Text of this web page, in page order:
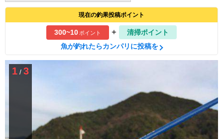
現在の釣果投稿ポイント
300~10ポイント +
清掃ポイント
魚が釣れたらカンパリに投稿を
1 / 3